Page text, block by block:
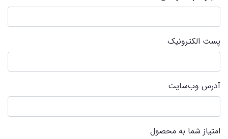
پست الکترونیک
آدرس وب‌سایت
امتیاز شما به محصول